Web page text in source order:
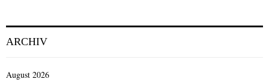
ARCHIV
August 2026